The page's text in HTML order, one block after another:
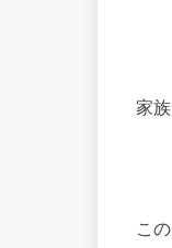
家
こ